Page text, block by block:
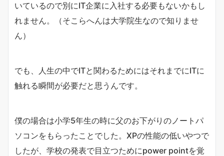
いているので別にIT企業に入社する必要もないかもし
れません。（そこらへんは大学院生なので知りませ
ん）
でも、人生の中でITと関わるためにはそれまでにITに
触れる瞬間が必要だと思うんです。
僕の場合は小学5年生の時に父のお下がりのノートパ
ソコンをもらったことでした。XPの性能の低いやつで
したが、学校の発表で目立つためにpower pointを覚